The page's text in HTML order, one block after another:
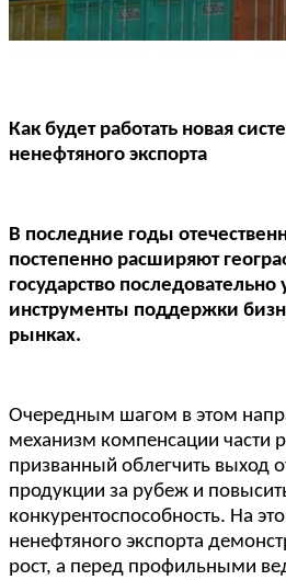
Как будет работать новая
ненефтяного экспорта
В последние годы
постепенно расширяют
государство последовательно
инструменты поддержки
рынках.
Очередным шагом в этом
механизм компенсации части
призванный облегчить выход
продукции за рубеж и
конкурентоспособность. На
ненефтяного экспорта
рост, а перед профильными